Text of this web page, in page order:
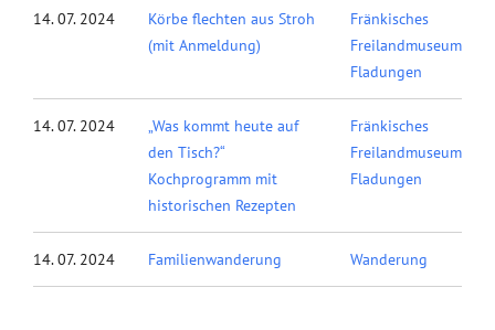
14. 07. 2024
Körbe flechten aus Stroh
(mit Anmeldung)
Fränkisches
Freilandmuseum
Fladungen
14. 07. 2024
„Was kommt heute auf
den Tisch?“
Kochprogramm mit
historischen Rezepten
Fränkisches
Freilandmuseum
Fladungen
14. 07. 2024 Familienwanderung Wanderung